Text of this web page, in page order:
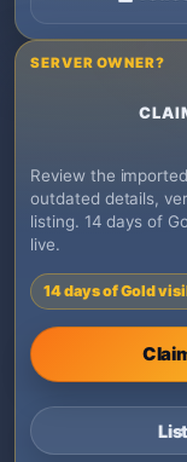
SERVER OWNER?
Review the
outdated details,
listing. 14 days of
live.
14 days of Gold